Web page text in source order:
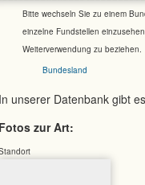
Bitte wechseln Sie zu einem
einzelne Fundstellen
Weiterverwendung zu beziehen.
Bundesland
unserer Datenbank gibt es
zur Art: